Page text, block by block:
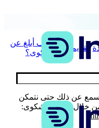
تقديم نزاع
كيف أبلغ عن
شكوى؟
نسمع عن ذلك حتى نتمكن
خلال نموذج الشكوى: